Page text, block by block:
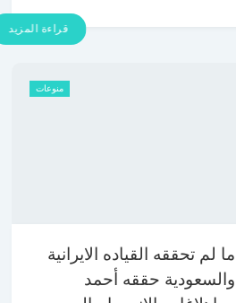
قراءة المزيد
منوعات
ما لم تحققه القياده الايرانية
والسعودية حققه أحمد